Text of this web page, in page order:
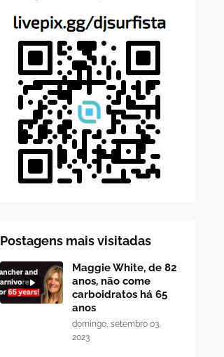
Postagens mais visitadas
Maggie White, de 82
anos, não come
carboidratos há 65
anos
domingo, setembro 03,
2023